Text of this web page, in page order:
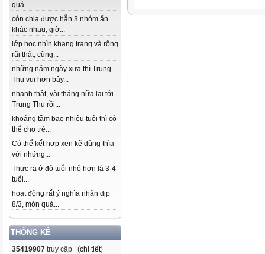
quá...
còn chia được hẳn 3 nhóm ăn
khác nhau, giờ...
lớp học nhìn khang trang và rộng
rãi thật, cũng...
những năm ngày xưa thì Trung
Thu vui hơn bây...
nhanh thật, vài tháng nữa lại tới
Trung Thu rồi...
khoảng tầm bao nhiêu tuổi thì có
thể cho trẻ...
Có thể kết hợp xen kẽ dùng thìa
với những...
Thực ra ở độ tuổi nhỏ hơn là 3-4
tuổi...
hoạt động rất ý nghĩa nhân dịp
8/3, món quà...
THỐNG KÊ
35419907 truy cập (chi tiết)